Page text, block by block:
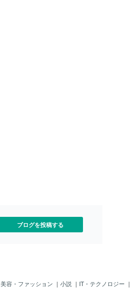
ブログを投稿する
美容・ファッション ｜ 小説 ｜ IT・テクノロジー ｜